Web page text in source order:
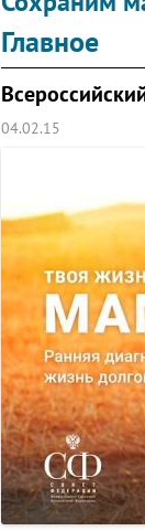
Главное
04.02.15